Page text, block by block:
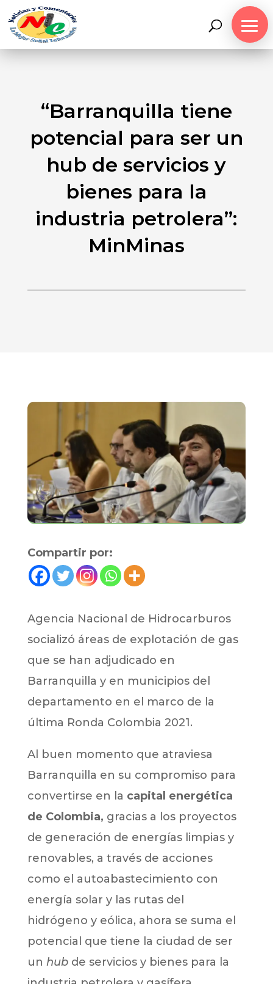
“Barranquilla tiene
potencial para ser un
hub de servicios y
bienes para la
industria petrolera”:
MinMinas
Compartir por:
Agencia Nacional de Hidrocarburos
socializó áreas de explotación de gas
que se han adjudicado en
Barranquilla y en municipios del
departamento en el marco de la
última Ronda Colombia 2021.
Al buen momento que atraviesa
Barranquilla en su compromiso para
convertirse en la capital energética
de Colombia, gracias a los proyectos
de generación de energías limpias y
renovables, a través de acciones
como el autoabastecimiento con
energía solar y las rutas del
hidrógeno y eólica, ahora se suma el
potencial que tiene la ciudad de ser
un hub de servicios y bienes para la